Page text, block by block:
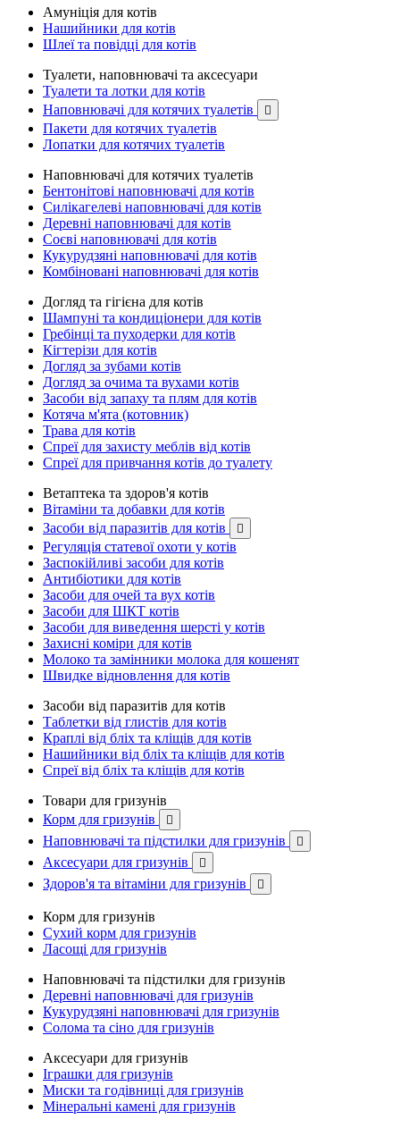
Амуніція для котів
Нашийники для котів
Шлеї та повідці для котів
Туалети, наповнювачі та аксесуари
Туалети та лотки для котів
Наповнювачі для котячих туалетів

Пакети для котячих туалетів
Лопатки для котячих туалетів
Наповнювачі для котячих туалетів
Бентонітові наповнювачі для котів
Силікагелеві наповнювачі для котів
Деревні наповнювачі для котів
Соєві наповнювачі для котів
Кукурудзяні наповнювачі для котів
Комбіновані наповнювачі для котів
Догляд та гігієна для котів
Шампуні та кондиціонери для котів
Гребінці та пуходерки для котів
Кігтерізи для котів
Догляд за зубами котів
Догляд за очима та вухами котів
Засоби від запаху та плям для котів
Котяча м'ята (котовник)
Трава для котів
Спреї для захисту меблів від котів
Спреї для привчання котів до туалету
Ветаптека та здоров'я котів
Вітаміни та добавки для котів
Засоби від паразитів для котів

Регуляція статевої охоти у котів
Заспокійливі засоби для котів
Антибіотики для котів
Засоби для очей та вух котів
Засоби для ШКТ котів
Засоби для виведення шерсті у котів
Захисні коміри для котів
Молоко та замінники молока для кошенят
Швидке відновлення для котів
Засоби від паразитів для котів
Таблетки від глистів для котів
Краплі від бліх та кліщів для котів
Нашийники від бліх та кліщів для котів
Спреї від бліх та кліщів для котів
Товари для гризунів
Корм для гризунів

Наповнювачі та підстилки для гризунів 
Аксесуари для гризунів 
Здоров'я та вітаміни для гризунів 
Корм для гризунів
Сухий корм для гризунів
Ласощі для гризунів
Наповнювачі та підстилки для гризунів
Деревні наповнювачі для гризунів
Кукурудзяні наповнювачі для гризунів
Солома та сіно для гризунів
Аксесуари для гризунів
Іграшки для гризунів
Миски та годівниці для гризунів
Мінеральні камені для гризунів